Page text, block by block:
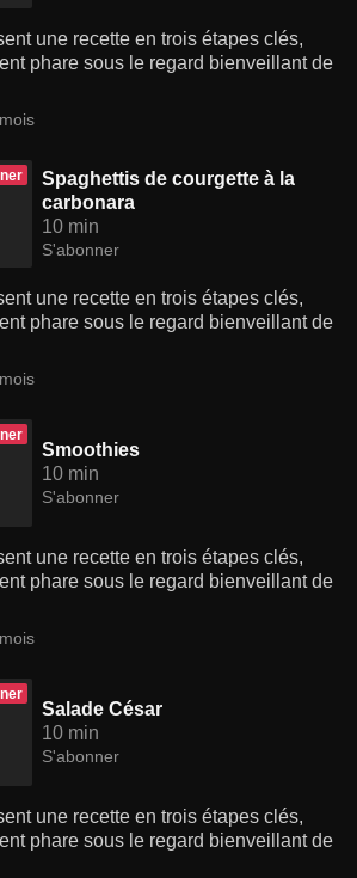
une recette en trois étapes clés,
phare sous le regard bienveillant de
Spaghettis de courgette à la
carbonara
10 min
S'abonner
une recette en trois étapes clés,
phare sous le regard bienveillant de
Smoothies
10 min
S'abonner
une recette en trois étapes clés,
phare sous le regard bienveillant de
Salade César
10 min
S'abonner
une recette en trois étapes clés,
phare sous le regard bienveillant de